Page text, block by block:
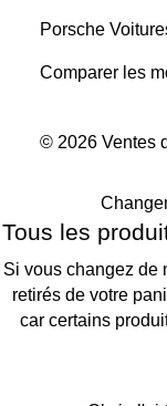
Porsche
Comparer les
© 2026 Ventes
Tous les
Si vous changez de
retirés de votre
car certains